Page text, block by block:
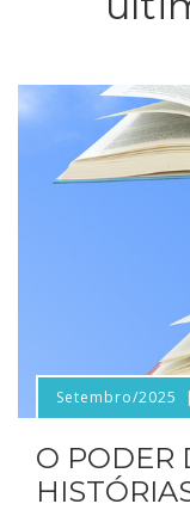
Setembro/2025
O PODER